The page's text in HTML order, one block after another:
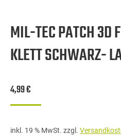
MIL-TEC PATCH 3D
KLETT SCHWARZ-
4,99€
inkl. 19 % MwSt. zzgl.